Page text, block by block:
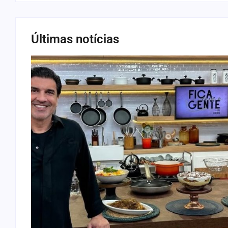
Últimas notícias